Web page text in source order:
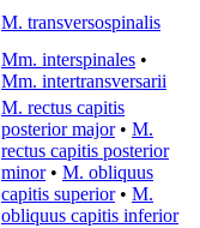
M. transversospinalis
Mm. interspinales •
Mm. intertransversarii
M. rectus capitis
posterior major• M.
rectus capitis posterior
minor• M. obliquus
capitis superior• M.
obliquus capitis inferior